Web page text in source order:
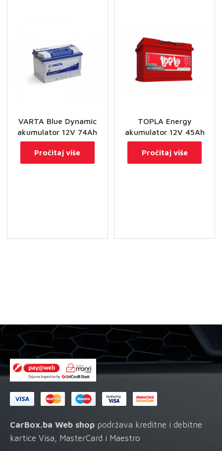
VARTA Blue Dynamic
akumulator 12V 74Ah
Pročitaj više
TOPLA Energy
akumulator 12V 45Ah
Pročitaj više
CarBox.ba Web shop podržava kreditne i debitne
kartice Visa, MasterCard i Maestro